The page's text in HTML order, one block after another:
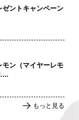
ゼントキャンペーン
モン（マイヤーレモ
もっと見る